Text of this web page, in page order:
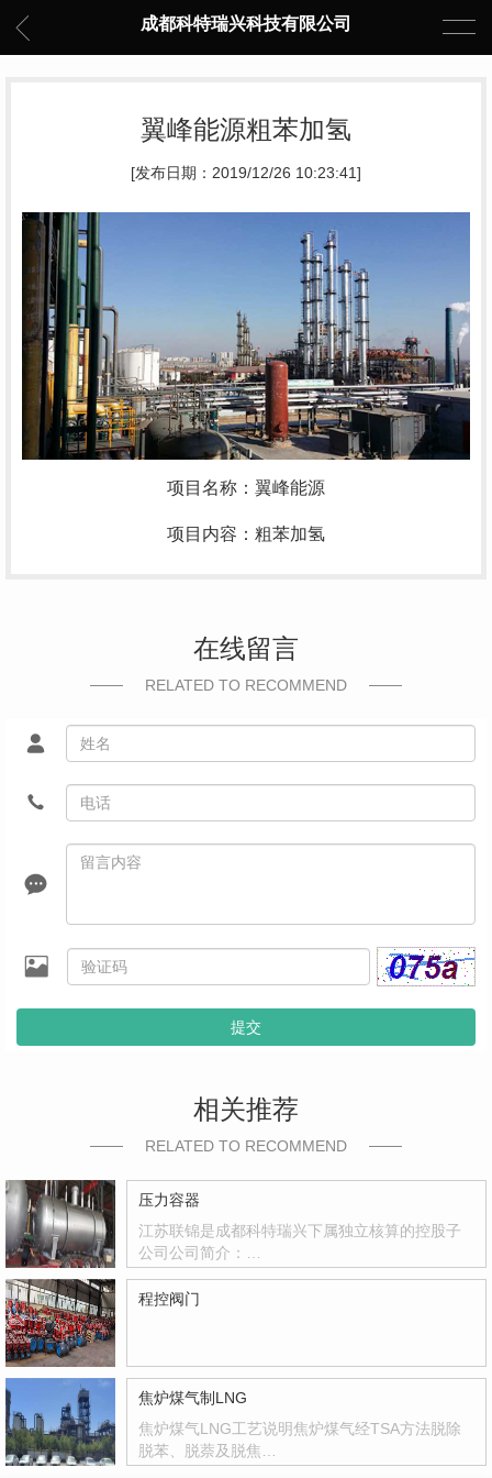
成都科特瑞兴科技有限公司
翼峰能源粗苯加氢
[发布日期：2019/12/26 10:23:41]
项目名称：翼峰能源
项目内容：粗苯加氢
在线留言
RELATED TO RECOMMEND
提交
相关推荐
RELATED TO RECOMMEND
压力容器
江苏联锦是成都科特瑞兴下属独立核算的控股子
公司公司简介：…
程控阀门
焦炉煤气制LNG
焦炉煤气LNG工艺说明焦炉煤气经TSA方法脱除
脱苯、脱萘及脱焦…